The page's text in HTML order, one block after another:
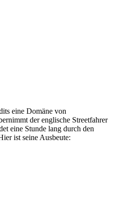
eine Domäne von
der englische Streetfahrer
eine Stunde lang durch den
ist seine Ausbeute: